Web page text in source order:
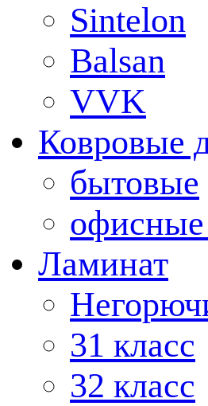
Sintelon
Balsan
VVK
Ковровые
бытовые
Ламинат
31 класс
32 класс